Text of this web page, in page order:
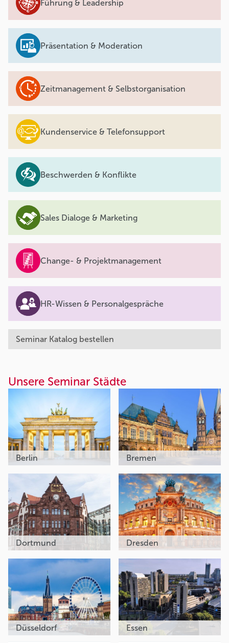
Führung & Leadership
Präsentation & Moderation
Zeitmanagement & Selbstorganisation
Kundenservice & Telefonsupport
Beschwerden & Konflikte
Sales Dialoge & Marketing
Change- & Projektmanagement
HR-Wissen & Personalgespräche
Seminar Katalog bestellen
Unsere Seminar Städte
Berlin Bremen
Dortmund Dresden
Düsseldorf Essen